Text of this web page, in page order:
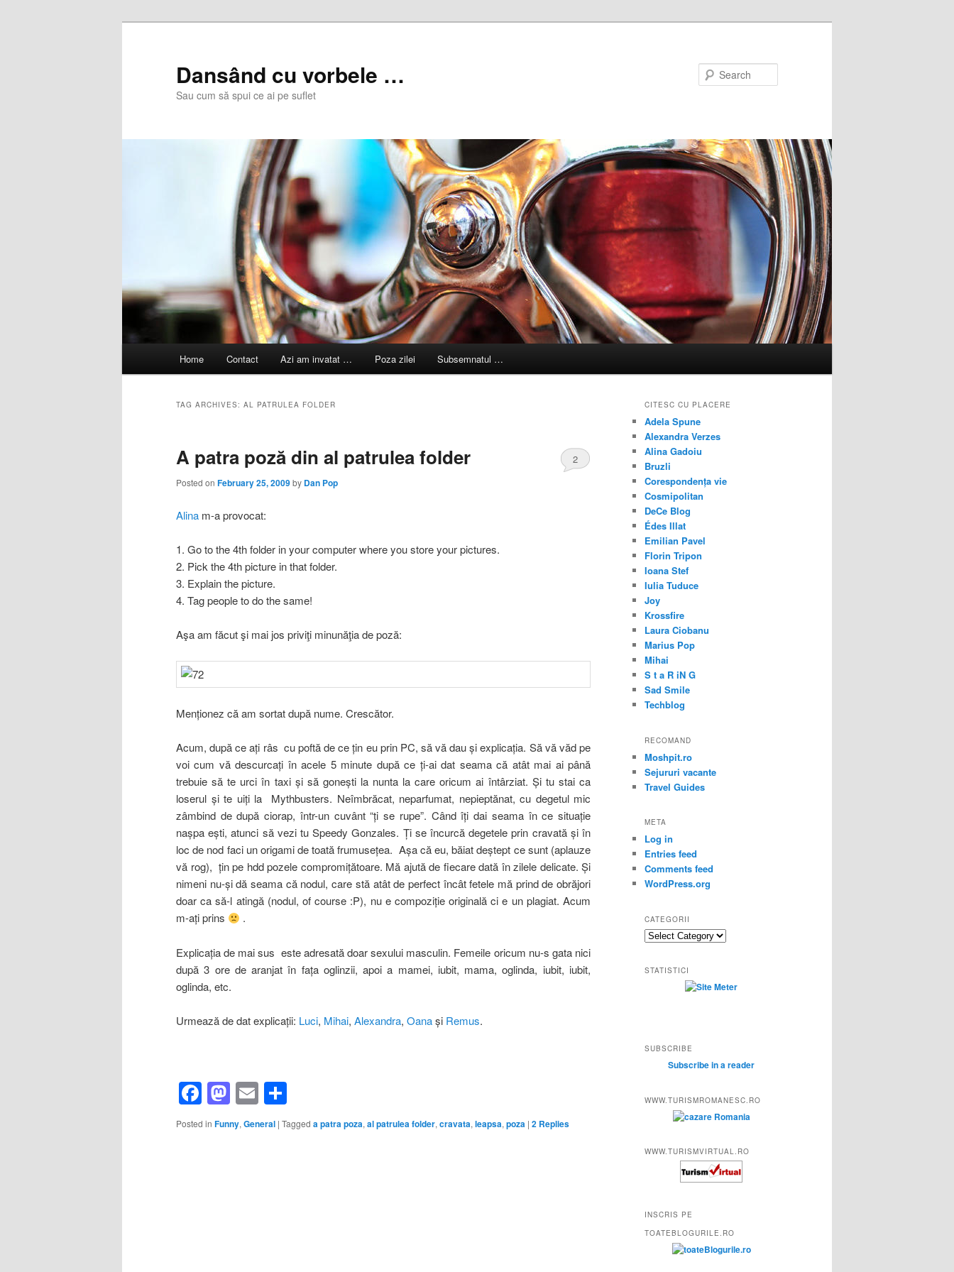
Dansând cu vorbele …
Sau cum să spui ce ai pe suflet
Home Contact Azi am invatat … Poza zilei Subsemnatul …
TAG ARCHIVES: AL PATRULEA FOLDER
A patra poză din al patrulea folder
Posted on February 25, 2009by Dan Pop
2
Alina m-a provocat:
1. Go to the 4th folder in your computer where you store your pictures.
2. Pick the 4th picture in that folder.
3. Explain the picture.
4. Tag people to do the same!
Aşa am făcut şi mai jos priviţi minunăţia de poză:
Menţionez că am sortat după nume. Crescător.
Acum, după ce aţi râs cu poftă de ce ţin eu prin PC, să vă dau şi explicaţia. Să vă văd pe
voi cum vă descurcaţi în acele 5 minute după ce ţi-ai dat seama că atât mai ai până
trebuie să te urci în taxi şi să goneşti la nunta la care oricum ai întârziat. Şi tu stai ca
loserul şi te uiţi la Mythbusters. Neîmbrăcat, neparfumat, nepieptănat, cu degetul mic
zâmbind de după ciorap, într-un cuvânt “ţi se rupe”. Când îţi dai seama în ce situaţie
naşpa eşti, atunci să vezi tu Speedy Gonzales. Ţi se încurcă degetele prin cravată şi în
loc de nod faci un origami de toată frumuseţea. Aşa că eu, băiat deştept ce sunt (aplauze
vă rog), ţin pe hdd pozele compromiţătoare. Mă ajută de fiecare dată în zilele delicate. Şi
nimeni nu-şi dă seama că nodul, care stă atât de perfect încât fetele mă prind de obrăjori
doar ca să-l atingă (nodul, of course :P), nu e compoziţie originală ci e un plagiat. Acum
m-aţi prins
.
Explicaţia de mai sus este adresată doar sexului masculin. Femeile oricum nu-s gata nici
după 3 ore de aranjat în faţa oglinzii, apoi a mamei, iubit, mama, oglinda, iubit, iubit,
oglinda, etc.
Urmează de dat explicaţii: Luci, Mihai, Alexandra, Oanaşi Remus.
Facebook
Mastodon
Email
Posted in Funny, General | Tagged a patra poza, al patrulea folder, cravata, leapsa, poza | 2 Replies
CITESC CU PLACERE
Adela Spune
Alexandra Verzes
Alina Gadoiu
Bruzli
Corespondența vie
Cosmipolitan
DeCe Blog
Édes Illat
Emilian Pavel
Florin Tripon
Ioana Stef
Iulia Tuduce
Joy
Krossfire
Laura Ciobanu
Marius Pop
Mihai
S t a R iN G
Sad Smile
Techblog
RECOMAND
Moshpit.ro
Sejururi vacante
Travel Guides
META
Log in
Entries feed
Comments feed
WordPress.org
CATEGORII
Categorii
STATISTICI
SUBSCRIBE
Subscribe in a reader
WWW.TURISMROMANESC.RO
WWW.TURISMVIRTUAL.RO
INSCRIS PE
TOATEBLOGURILE.RO